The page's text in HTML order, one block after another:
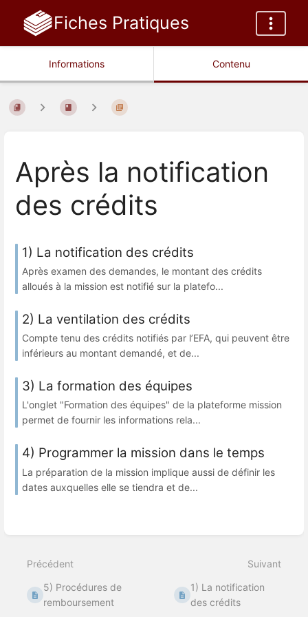
Fiches Pratiques
Informations Contenu
Après la notification
des crédits
1) La notification des crédits
Après examen des demandes, le montant des crédits
alloués à la mission est notifié sur la platefo...
2) La ventilation des crédits
Compte tenu des crédits notifiés par l’EFA, qui peuvent être
inférieurs au montant demandé, et de...
3) La formation des équipes
L'onglet "Formation des équipes" de la plateforme mission
permet de fournir les informations rela...
4) Programmer la mission dans le temps
La préparation de la mission implique aussi de définir les
dates auxquelles elle se tiendra et de...
Précédent
5) Procédures de
remboursement
Suivant
1) La notification
des crédits